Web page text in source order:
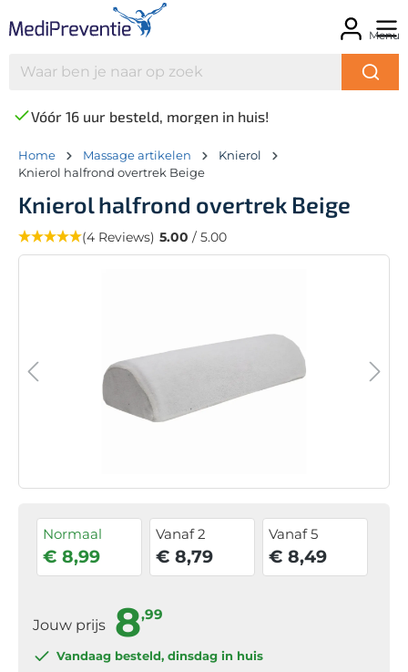
Menu
Vóór 16 uur besteld, morgen in huis!
Home Massage artikelen
Knierol
Knierol halfrond overtrek Beige
Knierol halfrond overtrek Beige
(4 Reviews) 5.00 / 5.00
Normaal
€ 8,99
Vanaf 2
€ 8,79
Vanaf 5
€ 8,49
Jouw prijs 8,99
Vandaag besteld, dinsdag in huis